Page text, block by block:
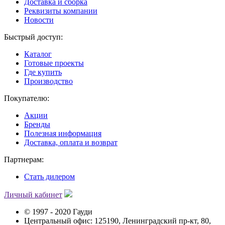
Доставка и сборка
Реквизиты компании
Новости
Быстрый доступ:
Каталог
Готовые проекты
Где купить
Производство
Покупателю:
Акции
Бренды
Полезная информация
Доставка, оплата и возврат
Партнерам:
Стать дилером
Личный кабинет
© 1997 - 2020 Гауди
Центральный офис: 125190, Ленинградский пр-кт, 80,